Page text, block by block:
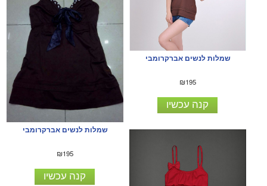
שמלות לנשים אברקרומבי
₪195
קנה עכשיו
שמלות לנשים אברקרומבי
₪195
קנה עכשיו